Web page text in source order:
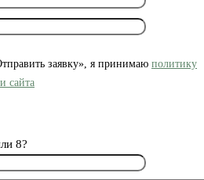
заявку», я принимаю политику
сайта
8?